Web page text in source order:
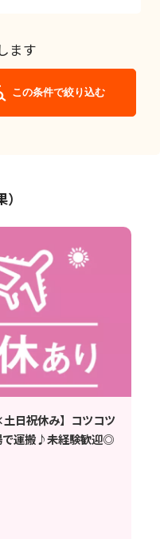
ます
この条件で絞り込む
日祝休み】コツコツ
で運搬♪未経験歓迎◎